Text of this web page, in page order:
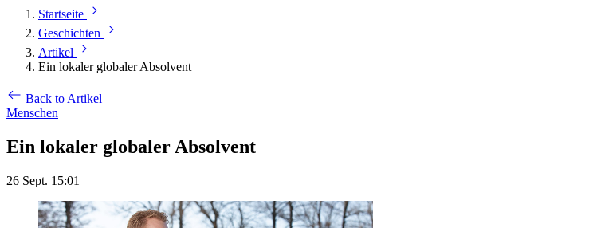
Startseite
Geschichten
Artikel
Ein lokaler globaler Absolvent
Back to Artikel
Menschen
Ein lokaler globaler Absolvent
26 Sept. 15:01